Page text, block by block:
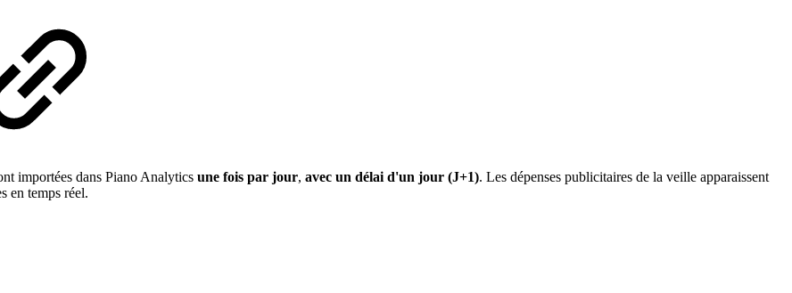
importées dans Piano Analytics une fois par jour, avec un délai d'un jour (J+1). Les dépenses publicitaires de la veille apparaissent
en temps réel.